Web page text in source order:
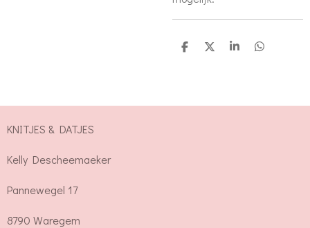
D
D
S
D
KNITJES & DATJES
Kelly Descheemaeker
Pannewegel 17
8790 Waregem